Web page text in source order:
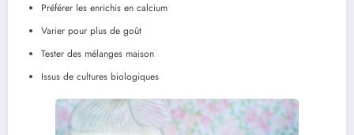
Préférer les enrichis en calcium
Varier pour plus de goût
Tester des mélanges maison
Issus de cultures biologiques